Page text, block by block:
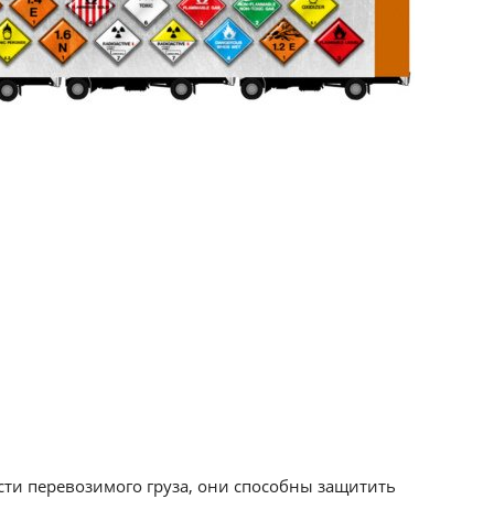
перевозимого груза, они способны защитить